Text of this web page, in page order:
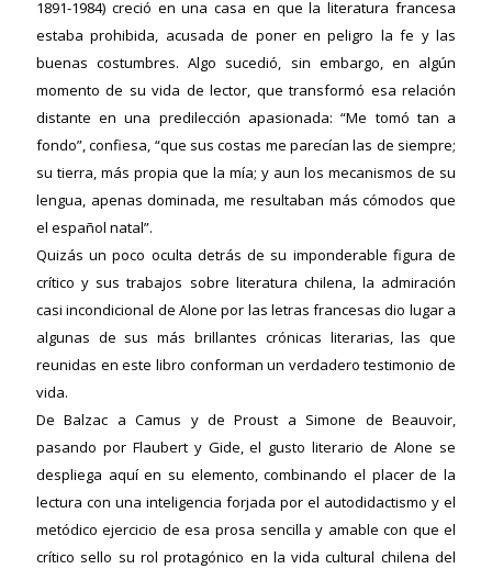
1891-1984) creció en una casa en que la literatura francesa
estaba prohibida, acusada de poner en peligro la fe y las
buenas costumbres. Algo sucedió, sin embargo, en algún
momento de su vida de lector, que transformó esa relación
distante en una predilección apasionada: “Me tomó tan a
fondo”, confiesa, “que sus costas me parecían las de siempre;
su tierra, más propia que la mía; y aun los mecanismos de su
lengua, apenas dominada, me resultaban más cómodos que
el español natal”.
Quizás un poco oculta detrás de su imponderable figura de
crítico y sus trabajos sobre literatura chilena, la admiración
casi incondicional de Alone por las letras francesas dio lugar a
algunas de sus más brillantes crónicas literarias, las que
reunidas en este libro conforman un verdadero testimonio de
vida.
De Balzac a Camus y de Proust a Simone de Beauvoir,
pasando por Flaubert y Gide, el gusto literario de Alone se
despliega aquí en su elemento, combinando el placer de la
lectura con una inteligencia forjada por el autodidactismo y el
metódico ejercicio de esa prosa sencilla y amable con que el
crítico sello su rol protagónico en la vida cultural chilena del